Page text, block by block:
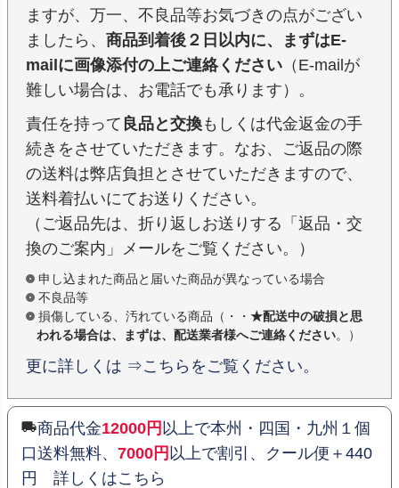
ますが、万一、不良品等お気づきの点がござい
ましたら、 商品到着後２日以内に、まずはE-
mailに画像添付の上ご連絡ください （E-mailが
難しい場合は、お電話でも承ります）。
責任を持って 良品と交換もしくは代金返金の手
続きをさせていただきます。なお、ご返品の際
の送料は弊店負担とさせていただきますので、
送料着払いにてお送りください。
（ご返品先は、折り返しお送りする「返品・交
換のご案内」メールをご覧ください。）
申し込まれた商品と届いた商品が異なっている場合
不良品等
損傷している、汚れている商品（・・ ★配送中の破損と思
われる場合は、まずは、配送業者様へご連絡ください。）
更に詳しくは ⇒こちらをご覧ください。
商品代金12000円 以上で本州・四国・九州１個
口送料無料、 7000円 以上で割引、クール便＋440
円 詳しくはこちら